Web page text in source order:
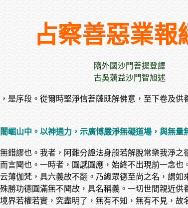
占察善惡業報
隋外國沙門菩提登譯
古吳蕅益沙門智旭述
是序段。從爾時堅淨信菩薩既解佛意，至下卷及
崛山中。以神通力，示廣博嚴淨無礙道場，與無量
錯謬也。我者，阿難分證法身般若解脫常樂我淨
言聞也。一時者，圓感圓應，始終不出現前一念
薄伽梵，具六義故不翻。乃總眾德至尚之名，謂
勝功德圓滿無不聞故，具名稱義。一切世間親近
界若權若實，究盡明了，無有不知，無有不見，